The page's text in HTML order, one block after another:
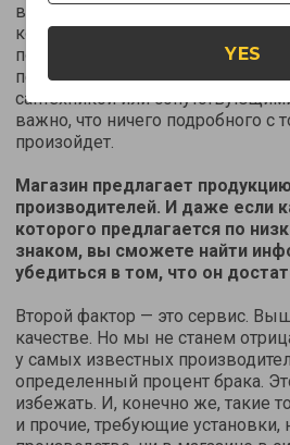
впитывать влагу. А еще
комнатесветильникидолжны
попадания влаги. И так далее.
перечислять то, что не должно
сантехникой или
важно, что ничего подробного с
произойдет.
Магазин предлагает
производителей. И даже если
которого предлагается по
знаком, вы сможете найти
убедиться в том, что он
Второй фактор — это сервис.
качестве. Но мы не станем
у самых известных
определенный процент брака.
избежать. И, конечно же, такие
и прочие, требующие установки,
YES